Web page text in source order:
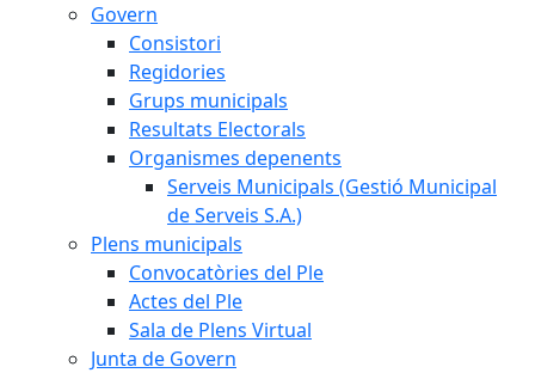
Govern
Consistori
Regidories
Grups municipals
Resultats Electorals
Organismes depenents
Serveis Municipals (Gestió Municipal
de Serveis S.A.)
Plens municipals
Convocatòries del Ple
Actes del Ple
Sala de Plens Virtual
Junta de Govern